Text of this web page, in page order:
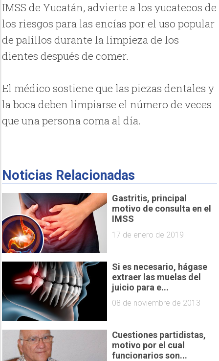
IMSS de Yucatán, advierte a los yucatecos de
los riesgos para las encías por el uso popular
de palillos durante la limpieza de los
dientes después de comer.
El médico sostiene que las piezas dentales y
la boca deben limpiarse el número de veces
que una persona coma al día.
Noticias Relacionadas
Gastritis, principal
motivo de consulta en el
IMSS
17 de enero de 2019
Si es necesario, hágase
extraer las muelas del
juicio para e...
08 de noviembre de 2013
Cuestiones partidistas,
motivo por el cual
funcionarios son...